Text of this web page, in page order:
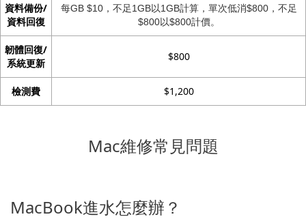
資料備份/
資料回復
每GB $10，不足1GB以1GB計算，單次低消$800，不足
$800以$800計價。
韌體回復/
系統更新
$800
檢測費 $1,200
Mac維修常見問題
MacBook進水怎麼辦？